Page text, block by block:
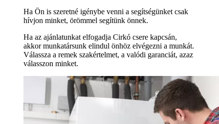
Ha Ön is szeretné igénybe venni a segítségünket csak
hívjon minket, örömmel segítünk önnek.
Ha az ajánlatunkat elfogadja Cirkó csere kapcsán,
akkor munkatársunk elindul önhöz elvégezni a munkát.
Válassza a remek szakértelmet, a valódi garanciát, azaz
válasszon minket.